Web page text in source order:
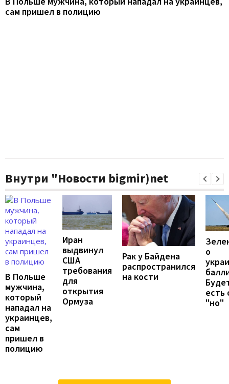
сам пришел в полицию
Внутри "Новости bigmir)net
В Польше
мужчина,
который
нападал на
украинцев,
сам
пришел в
полицию
Иран
выдвинул
США
требования
для
открытия
Ормуза
Рак у Байдена
распространился
на кости
о
есть
"но"